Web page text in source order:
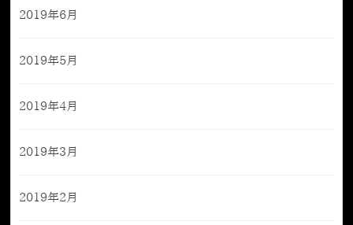
2019年6月
2019年5月
2019年4月
2019年3月
2019年2月